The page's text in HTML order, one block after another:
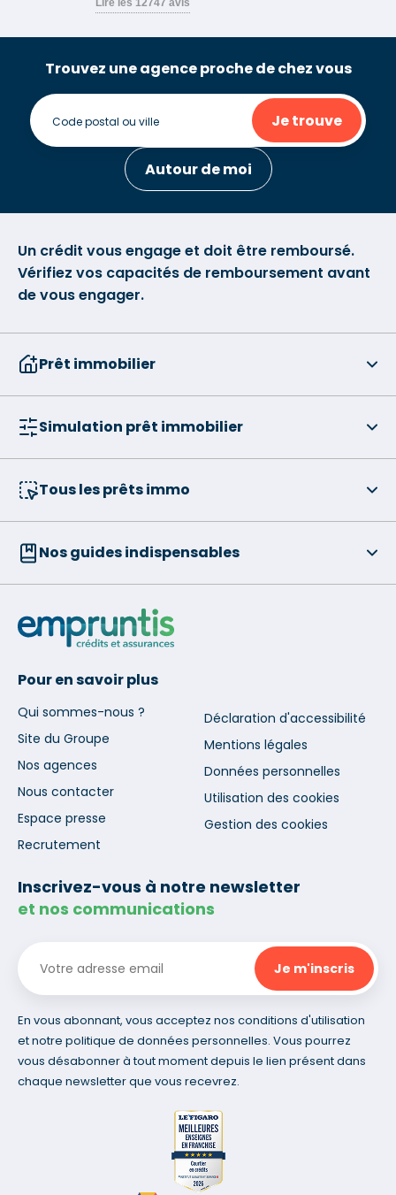
Trouvez une agence proche de chez vous
Je trouve
Autour de moi
Un crédit vous engage et doit être remboursé.
Vérifiez vos capacités de remboursement avant
de vous engager.
Prêt immobilier
Simulation prêt immobilier
Tous les prêts immo
Nos guides indispensables
Pour en savoir plus
Qui sommes-nous ?
Site du Groupe
Nos agences
Nous contacter
Espace presse
Recrutement
Déclaration d'accessibilité
Mentions légales
Données personnelles
Utilisation des cookies
Gestion des cookies
Inscrivez-vous à notre newsletter
et nos communications
En vous abonnant, vous acceptez nos conditions d'utilisation
et notre politique de données personnelles. Vous pourrez
vous désabonner à tout moment depuis le lien présent dans
chaque newsletter que vous recevrez.